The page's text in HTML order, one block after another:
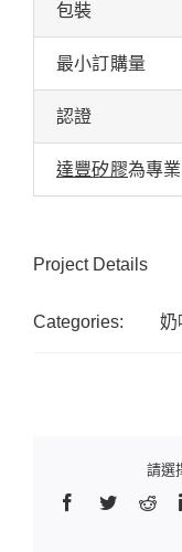
包裝
最小訂購量
認證
達豐矽膠為專
Project Details
Categories: 奶
請選
Facebook
Twitter